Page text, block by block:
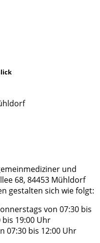
und
68, 84453 Mühldorf
gestalten sich wie folgt:
von 07:30 bis
bis 19:00 Uhr
07:30 bis 12:00 Uhr